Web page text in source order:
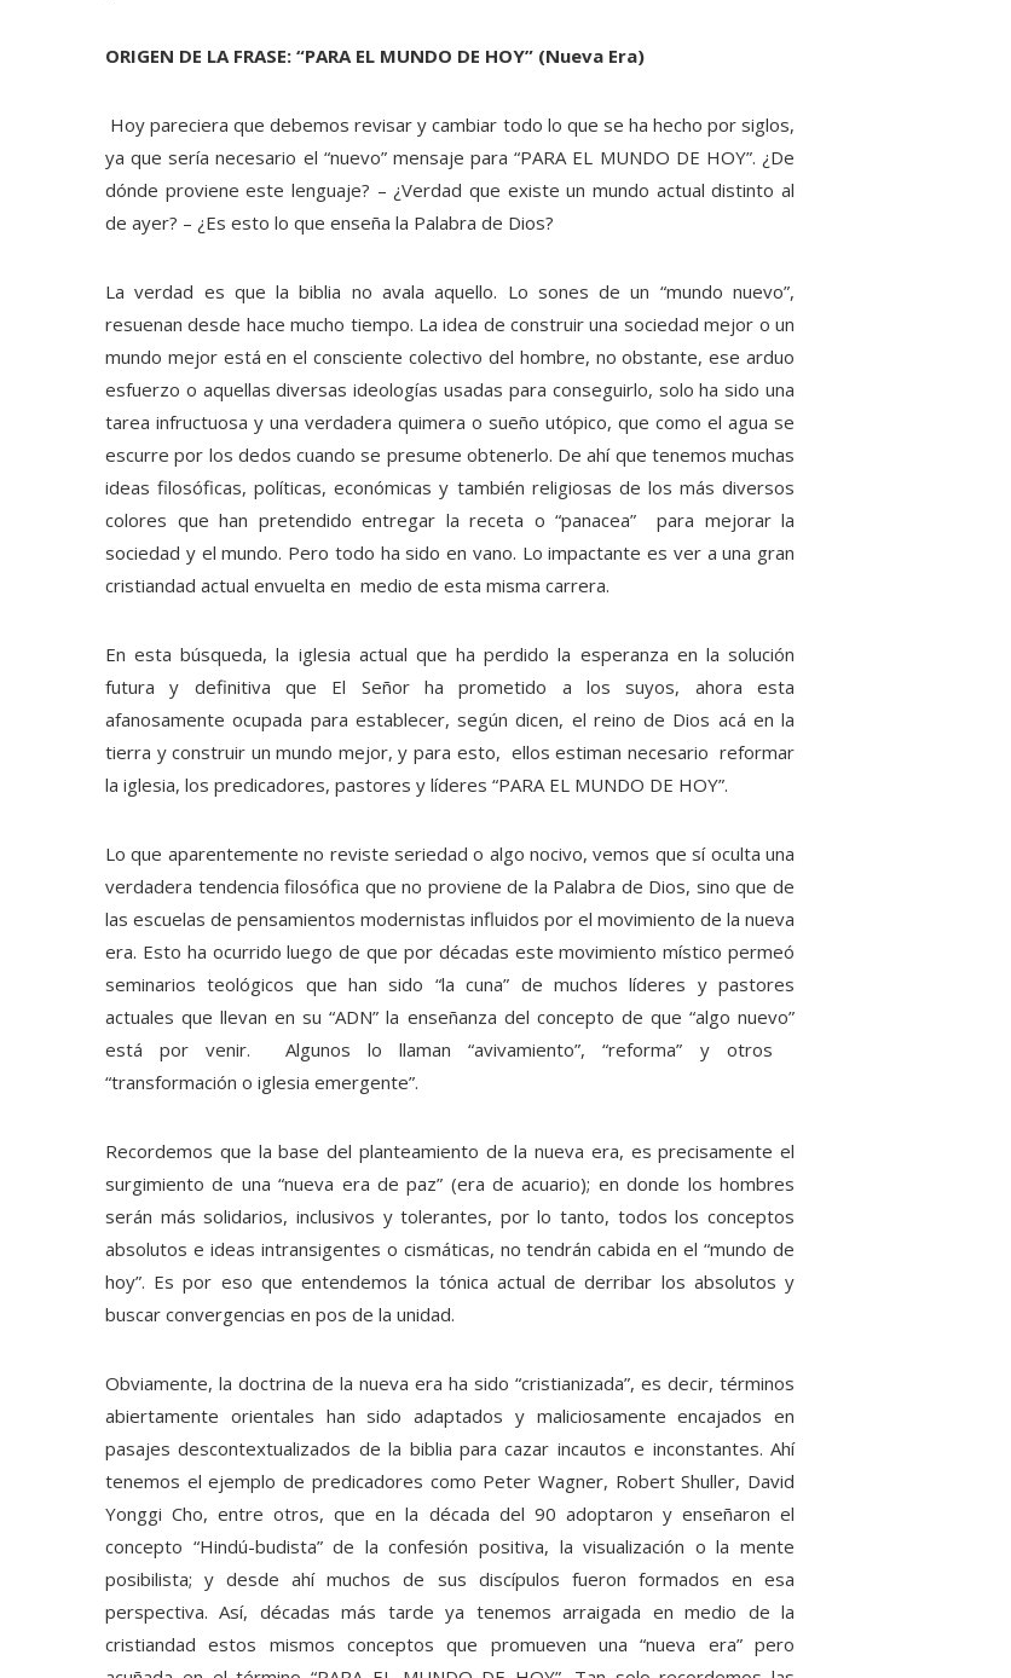
ORIGEN DE LA FRASE: “PARA EL MUNDO DE HOY” (Nueva Era)
Hoy pareciera que debemos revisar y cambiar todo lo que se ha hecho por siglos,
ya que sería necesario el “nuevo” mensaje para “PARA EL MUNDO DE HOY”. ¿De
dónde proviene este lenguaje? – ¿Verdad que existe un mundo actual distinto al
de ayer? – ¿Es esto lo que enseña la Palabra de Dios?
La verdad es que la biblia no avala aquello. Lo sones de un “mundo nuevo”,
resuenan desde hace mucho tiempo. La idea de construir una sociedad mejor o un
mundo mejor está en el consciente colectivo del hombre, no obstante, ese arduo
esfuerzo o aquellas diversas ideologías usadas para conseguirlo, solo ha sido una
tarea infructuosa y una verdadera quimera o sueño utópico, que como el agua se
escurre por los dedos cuando se presume obtenerlo. De ahí que tenemos muchas
ideas filosóficas, políticas, económicas y también religiosas de los más diversos
colores que han pretendido entregar la receta o “panacea” para mejorar la
sociedad y el mundo. Pero todo ha sido en vano. Lo impactante es ver a una gran
cristiandad actual envuelta en medio de esta misma carrera.
En esta búsqueda, la iglesia actual que ha perdido la esperanza en la solución
futura y definitiva que El Señor ha prometido a los suyos, ahora esta
afanosamente ocupada para establecer, según dicen, el reino de Dios acá en la
tierra y construir un mundo mejor, y para esto, ellos estiman necesario reformar
la iglesia, los predicadores, pastores y líderes “PARA EL MUNDO DE HOY”.
Lo que aparentemente no reviste seriedad o algo nocivo, vemos que sí oculta una
verdadera tendencia filosófica que no proviene de la Palabra de Dios, sino que de
las escuelas de pensamientos modernistas influidos por el movimiento de la nueva
era. Esto ha ocurrido luego de que por décadas este movimiento místico permeó
seminarios teológicos que han sido “la cuna” de muchos líderes y pastores
actuales que llevan en su “ADN” la enseñanza del concepto de que “algo nuevo”
está por venir. Algunos lo llaman “avivamiento”, “reforma” y otros
“transformación o iglesia emergente”.
Recordemos que la base del planteamiento de la nueva era, es precisamente el
surgimiento de una “nueva era de paz” (era de acuario); en donde los hombres
serán más solidarios, inclusivos y tolerantes, por lo tanto, todos los conceptos
absolutos e ideas intransigentes o cismáticas, no tendrán cabida en el “mundo de
hoy”. Es por eso que entendemos la tónica actual de derribar los absolutos y
buscar convergencias en pos de la unidad.
Obviamente, la doctrina de la nueva era ha sido “cristianizada”, es decir, términos
abiertamente orientales han sido adaptados y maliciosamente encajados en
pasajes descontextualizados de la biblia para cazar incautos e inconstantes. Ahí
tenemos el ejemplo de predicadores como Peter Wagner, Robert Shuller, David
Yonggi Cho, entre otros, que en la década del 90 adoptaron y enseñaron el
concepto “Hindú-budista” de la confesión positiva, la visualización o la mente
posibilista; y desde ahí muchos de sus discípulos fueron formados en esa
perspectiva. Así, décadas más tarde ya tenemos arraigada en medio de la
cristiandad estos mismos conceptos que promueven una “nueva era” pero